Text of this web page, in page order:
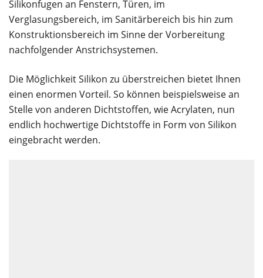
Silikonfugen an Fenstern, Türen, im
Verglasungsbereich, im Sanitärbereich bis hin zum
Konstruktionsbereich im Sinne der Vorbereitung
nachfolgender Anstrichsystemen.
Die Möglichkeit Silikon zu überstreichen bietet Ihnen
einen enormen Vorteil. So können beispielsweise an
Stelle von anderen Dichtstoffen, wie Acrylaten, nun
endlich hochwertige Dichtstoffe in Form von Silikon
eingebracht werden.